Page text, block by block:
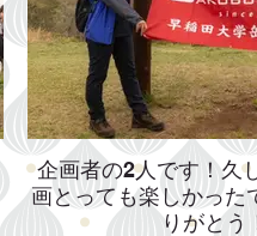
企画者の2人です！久
画とっても楽しかった
りがとう